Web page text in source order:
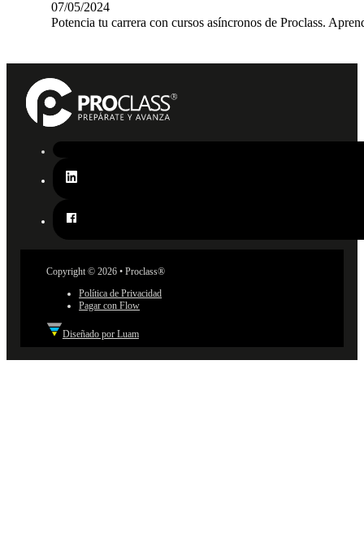
07/05/2024
Potencia tu carrera con cursos asíncronos de Proclass.
Copyright © 2026 • Proclass®
Política de Privacidad
Pagar con Flow
Diseñado por Luam